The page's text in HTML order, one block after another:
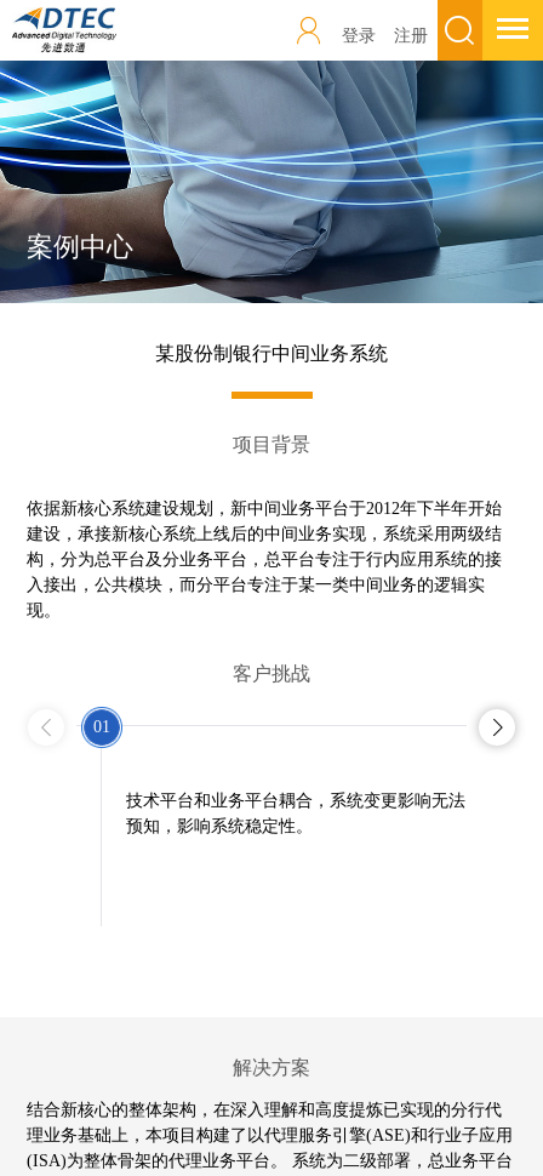
登录 注册
案例中心
某股份制银行中间业务系统
项目背景
依据新核心系统建设规划，新中间业务平台于2012年下半年开始
建设，承接新核心系统上线后的中间业务实现，系统采用两级结
构，分为总平台及分业务平台，总平台专注于行内应用系统的接
入接出，公共模块，而分平台专注于某一类中间业务的逻辑实
现。
客户挑战
01
技术平台和业务平台耦合，系统变更影响无法
预知，影响系统稳定性。
02
解决方案
结合新核心的整体架构，在深入理解和高度提炼已实现的分行代
理业务基础上，本项目构建了以代理服务引擎(ASE)和行业子应用
(ISA)为整体骨架的代理业务平台。
系统为二级部署，总业务平台